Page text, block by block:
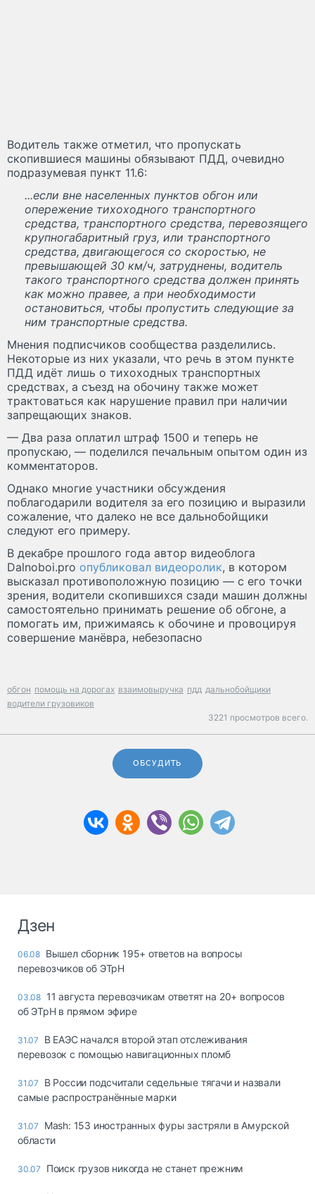
Водитель также отметил, что пропускать
скопившиеся машины обязывают ПДД, очевидно
подразумевая пункт 11.6:
...если вне населенных пунктов обгон или
опережение тихоходного транспортного
средства, транспортного средства, перевозящего
крупногабаритный груз, или транспортного
средства, двигающегося со скоростью, не
превышающей 30 км/ч, затруднены, водитель
такого транспортного средства должен принять
как можно правее, а при необходимости
остановиться, чтобы пропустить следующие за
ним транспортные средства.
Мнения подписчиков сообщества разделились.
Некоторые из них указали, что речь в этом пункте
ПДД идёт лишь о тихоходных транспортных
средствах, а съезд на обочину также может
трактоваться как нарушение правил при наличии
запрещающих знаков.
— Два раза оплатил штраф 1500 и теперь не
пропускаю, — поделился печальным опытом один из
комментаторов.
Однако многие участники обсуждения
поблагодарили водителя за его позицию и выразили
сожаление, что далеко не все дальнобойщики
следуют его примеру.
В декабре прошлого года автор видеоблога
Dalnoboi.pro опубликовал видеоролик, в котором
высказал противоположную позицию — с его точки
зрения, водители скопившихся сзади машин должны
самостоятельно принимать решение об обгоне, а
помогать им, прижимаясь к обочине и провоцируя
совершение манёвра, небезопасно
обгон помощь на дорогах взаимовыручка пдд дальнобойщики
водители грузовиков
3221 просмотров всего.
ОБСУДИТЬ
Дзен
06.08 Вышел сборник 195+ ответов на вопросы
перевозчиков об ЭТрН
03.08 11 августа перевозчикам ответят на 20+ вопросов
об ЭТрН в прямом эфире
31.07
В ЕАЭС начался второй этап отслеживания
перевозок с помощью навигационных пломб
31.07
В России подсчитали седельные тягачи и назвали
самые распространённые марки
31.07
Mash: 153 иностранных фуры застряли в Амурской
области
30.07 Поиск грузов никогда не станет прежним